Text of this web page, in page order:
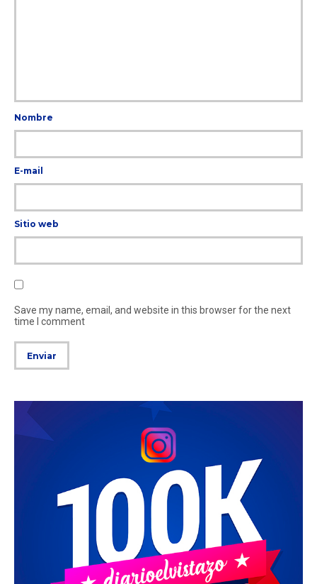
Nombre
E-mail
Sitio web
Save my name, email, and website in this browser for the next
time I comment